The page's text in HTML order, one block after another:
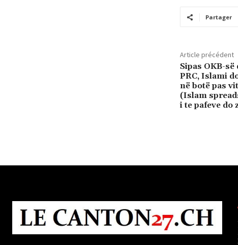
Partager
Article précédent
Sipas OKB-
PRC, Islami
në botë pas
(Islam
i te pafeve do